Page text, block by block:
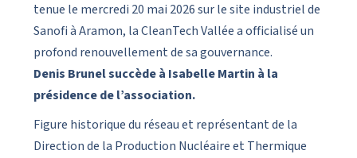
tenue le mercredi 20 mai 2026 sur le site industriel de
Sanofi à Aramon, la CleanTech Vallée a officialisé un
profond renouvellement de sa gouvernance.
Denis Brunel succède à Isabelle Martin à la
présidence de l’association.
Figure historique du réseau et représentant de la
Direction de la Production Nucléaire et Thermique